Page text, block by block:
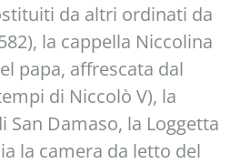
da altri ordinati da
la cappella Niccolina
papa, affrescata dal
di Niccolò V), la
San Damaso, la Loggetta
la camera da letto del